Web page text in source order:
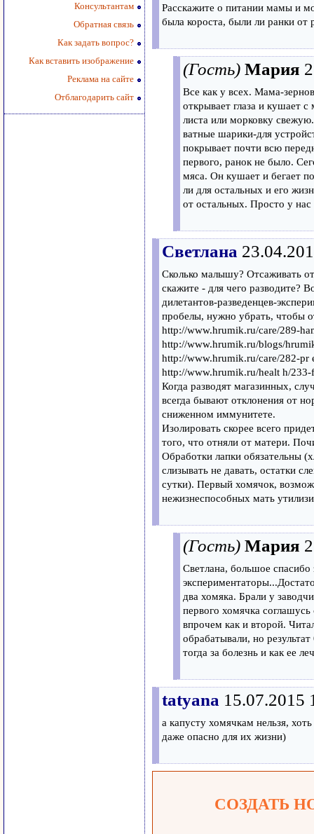
Консультантам
Обратная связь
Как задать вопрос?
Как вставить изображение
Реклама на сайте
Отблагодарить сайт
Расскажите о питании мамы и
была короста, были ли ранки от
(Гость) Мария
Все как у всех. Мама-
открывает глаза и кушает
листа или морковку
ватные шарики-для
покрывает почти всю
первого, ранок не было.
мяса. Он кушает и бегает
ли для остальных и его
от остальных. Просто у нас
Светлана
Сколько малышу? Отсаживать
скажите - для чего разводите?
дилетантов-разведенцев-
пробелы, нужно убрать, чтобы
http://www.hrumik.ru/care/289-
http://www.hrumik.ru/blogs/
http://www.hrumik.ru/care/282-pr
http://www.hrumik.ru/healt h/233-
Когда разводят магазинных,
всегда бывают отклонения от
сниженном иммунитете.
Изолировать скорее всего
того, что отняли от матери.
Обработки лапки обязательны
слизывать не давать, остатки
сутки). Первый хомячок,
нежизнеспособных мать
(Гость) Мария
Светлана, большое
два хомяка. Брали у
первого хомячка
впрочем как и второй.
обрабатывали, но
тогда за болезнь и как ее
tatyana 15.07.2015
а капусту хомячкам нельзя,
даже опасно для их жизни)
СОЗДАТЬ